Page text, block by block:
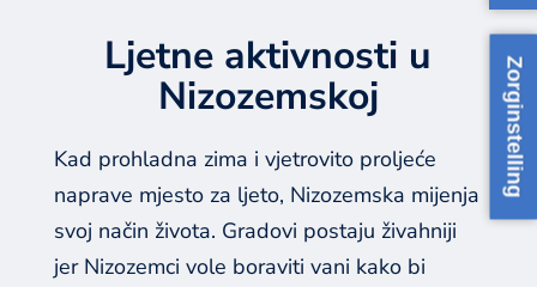
Zorginstelling
Ljetne aktivnosti u
Nizozemskoj
Kad prohladna zima i vjetrovito proljeće
naprave mjesto za ljeto, Nizozemska mijenja
svoj način života. Gradovi postaju živahniji
jer Nizozemci vole boraviti vani kako bi